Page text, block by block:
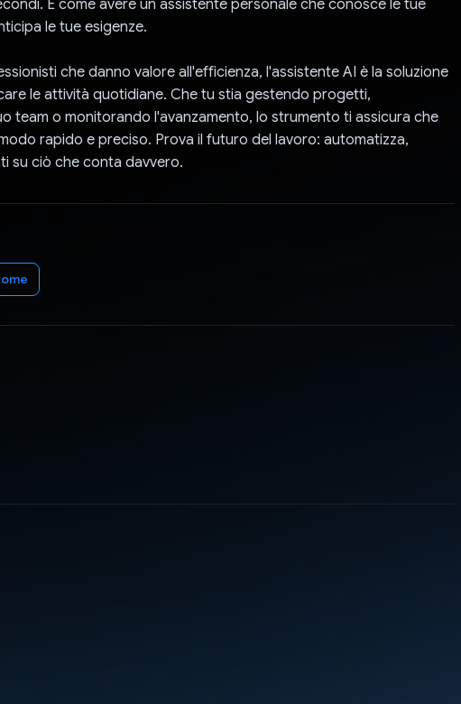
È come avere un assistente personale che conosce le tue
le tue esigenze.
che danno valore all'efficienza, l'assistente AI è la soluzione
le attività quotidiane. Che tu stia gestendo progetti,
team o monitorando l'avanzamento, lo strumento ti assicura che
rapido e preciso. Prova il futuro del lavoro: automatizza,
su ciò che conta davvero.